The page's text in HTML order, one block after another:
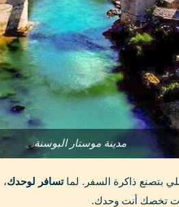
مدينة موستار البوسنة
بتصنع ذاكرة السفر. لماتسافر لوحدك